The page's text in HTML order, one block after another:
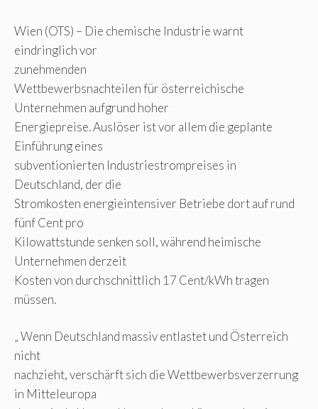
Wien (OTS) – Die chemische Industrie warnt
eindringlich vor
zunehmenden
Wettbewerbsnachteilen für österreichische
Unternehmen aufgrund hoher
Energiepreise. Auslöser ist vor allem die geplante
Einführung eines
subventionierten Industriestrompreises in
Deutschland, der die
Stromkosten energieintensiver Betriebe dort auf rund
fünf Cent pro
Kilowattstunde senken soll, während heimische
Unternehmen derzeit
Kosten von durchschnittlich 17 Cent/kWh tragen
müssen.
„ Wenn Deutschland massiv entlastet und Österreich
nicht
nachzieht, verschärft sich die Wettbewerbsverzerrung
in Mitteleuropa